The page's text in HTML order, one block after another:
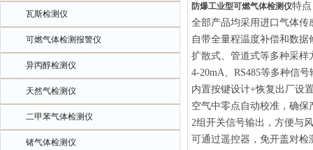
瓦斯检测仪
可燃气体检测报警仪
异丙醇检测仪
天然气检测仪
二甲苯气体检测仪
锗气体检测仪
防爆工业型可燃气体检测仪特点
全部产品均采用进口气体
自带全量程温度补偿和数
扩散式、管道式等多种采样
4-20mA、RS485等多种信
内置按键设计+恢复出厂设
空气中零点自动校准，确保
2组开关信号输出，方便与
可通过遥控器，免开盖对